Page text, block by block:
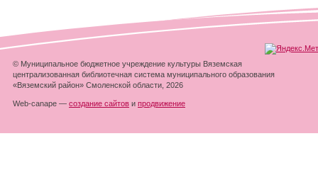
© Муниципальное бюджетное учреждение культуры Вяземская
централизованная библиотечная система муниципального образования
«Вяземский район» Смоленской области, 2026
Web-canape — создание сайтов и продвижение